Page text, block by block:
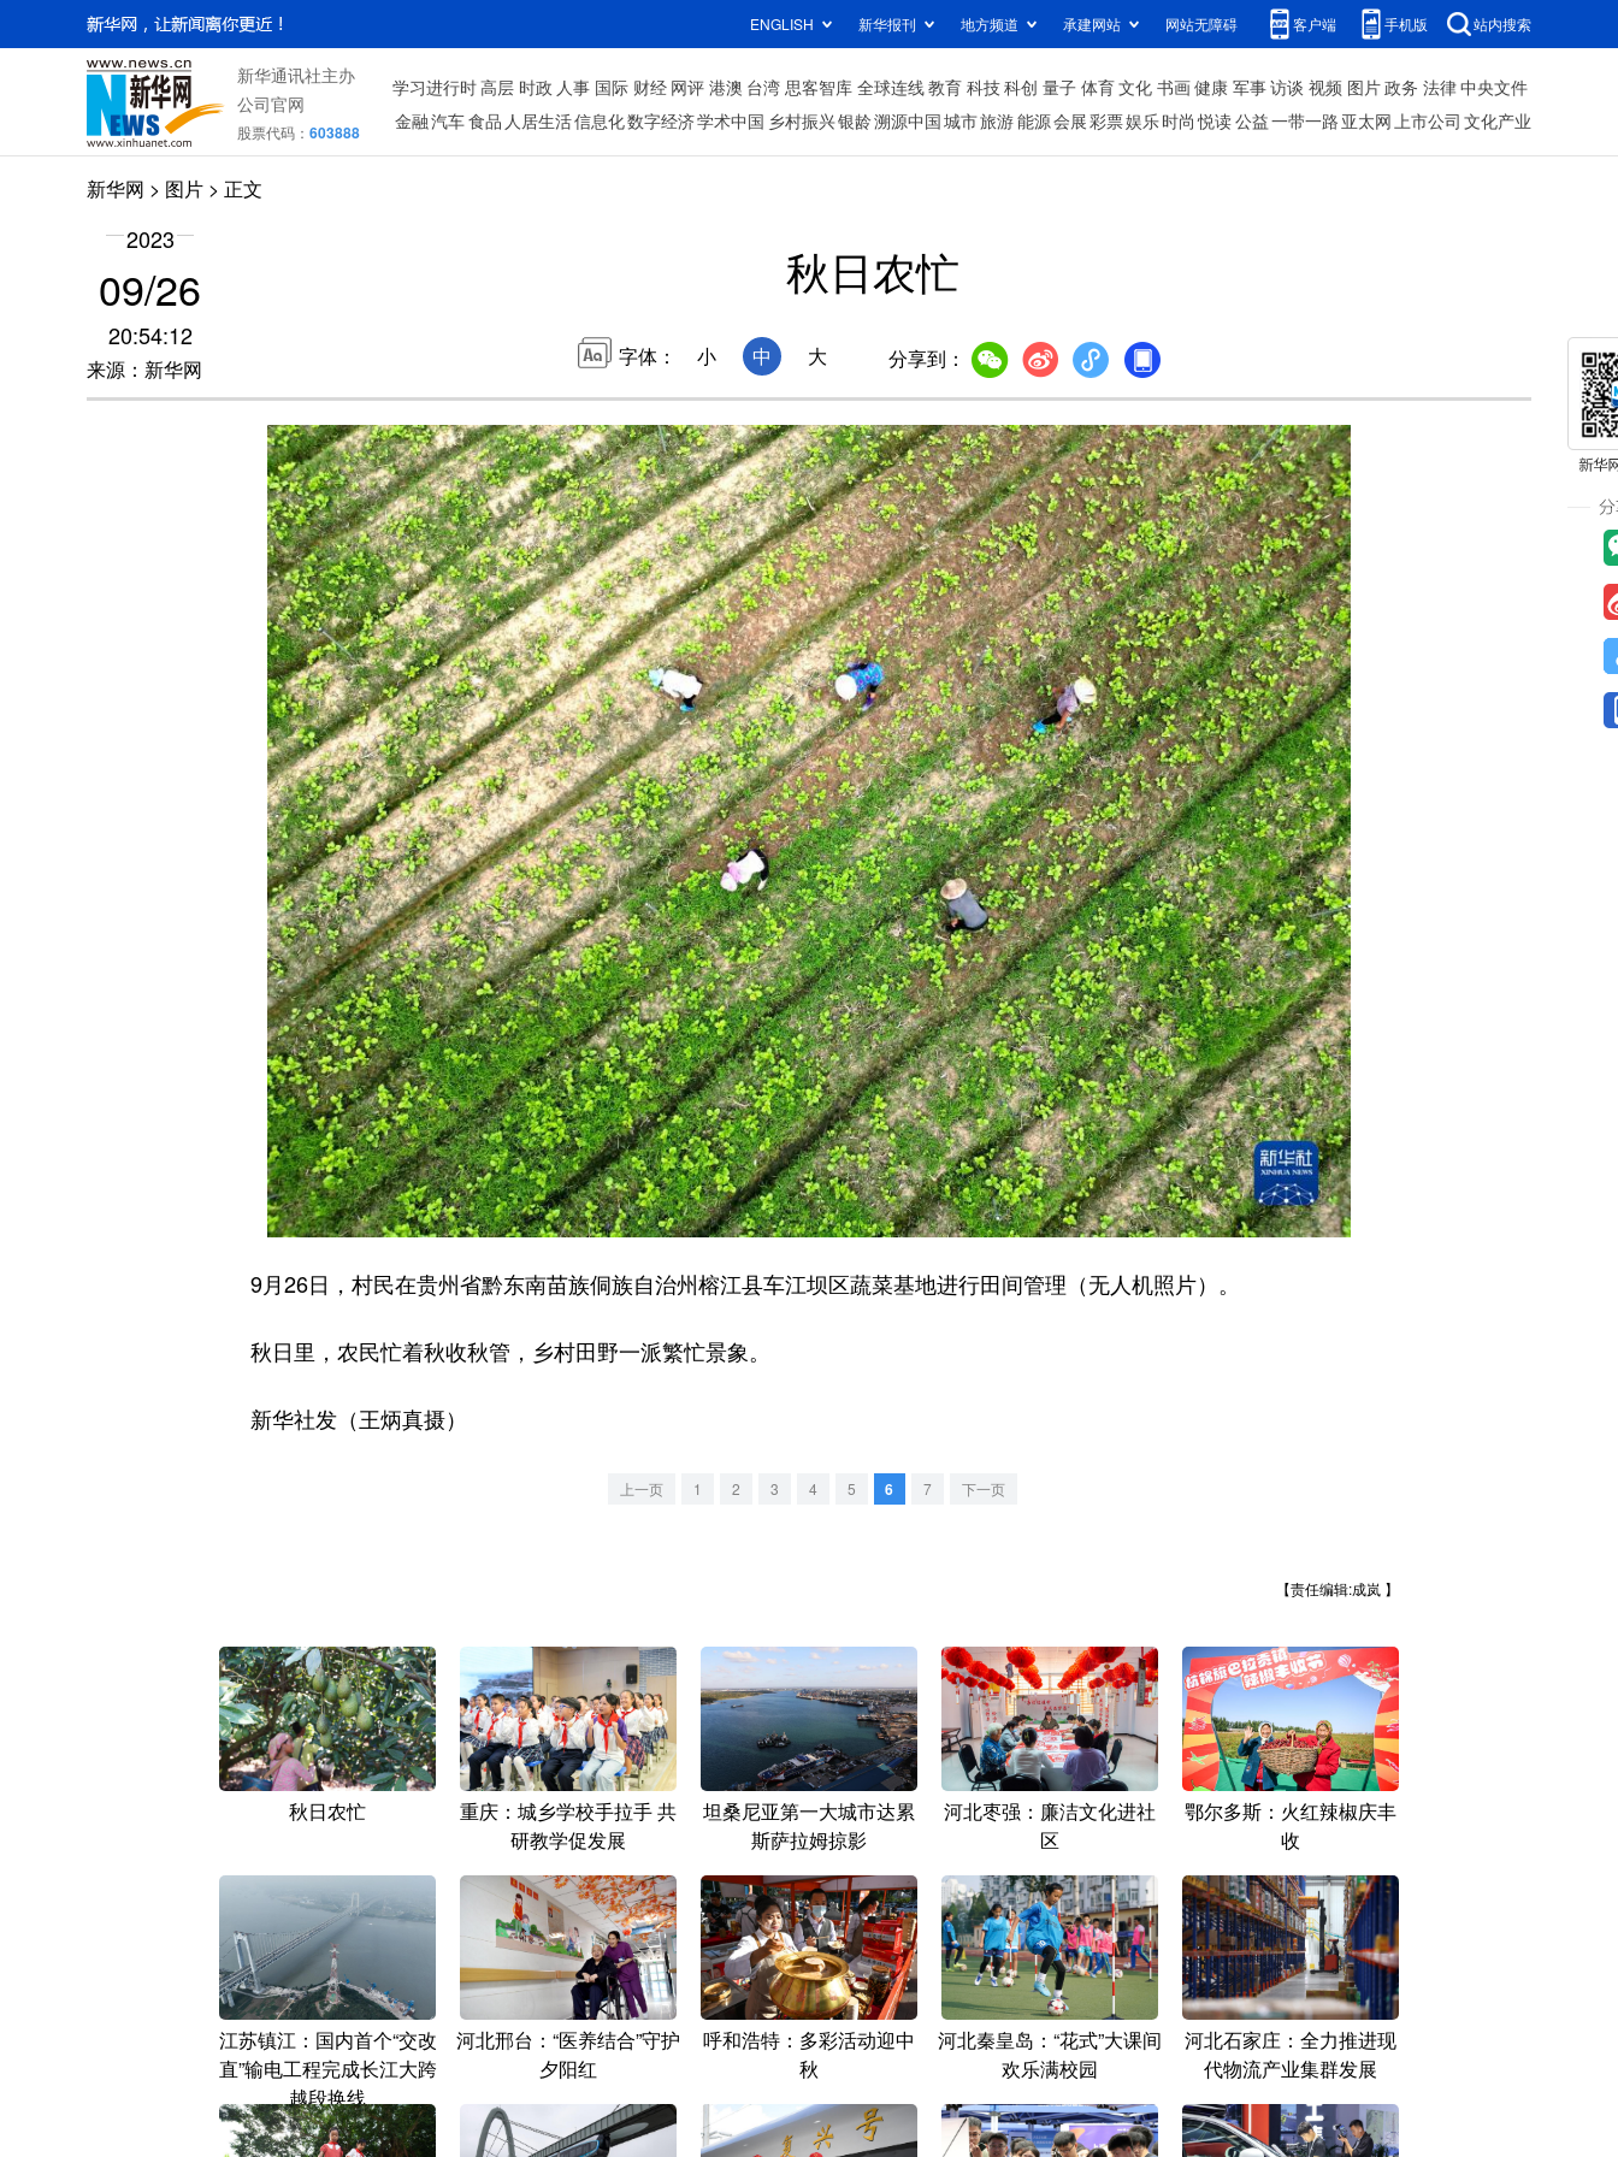
ENGLISH 新华报刊 地方频道 承建网站 网站无障碍 客户端 手机版 站内搜索
新华通讯社主办
公司官网
股票代码： 603888
学习进行时高层 时政 人事 国际 财经 网评 港澳 台湾 思客智库 全球连线教育 科技科创 量子 体育文化 书画健康 军事访谈 视频 图片政务 法律中央文件
金融汽车食品 人居生活信息化数字经济学术中国 乡村振兴银龄溯源中国城市旅游能源会展彩票娱乐时尚 悦读公益一带一路 亚太网上市公司 文化产业
新华网 > 图片 > 正文
2023
09/26
20:54:12
来源：新华网
秋日农忙
字体： 小 中 大 分享到：
9月26日，村民在贵州省黔东南苗族侗族自治州榕江县车江坝区蔬菜基地进行田间管理（无人机照片）。
秋日里，农民忙着秋收秋管，乡村田野一派繁忙景象。
新华社发（王炳真摄）
上一页 1 2 3 4 5 6 7 下一页
【责任编辑:成岚 】
秋日农忙
重庆：城乡学校手拉手 共
研教学促发展
坦桑尼亚第一大城市达累
斯萨拉姆掠影
河北枣强：廉洁文化进社
区
鄂尔多斯：火红辣椒庆丰
收
江苏镇江：国内首个“交改
直”输电工程完成长江大跨
越段换线
河北邢台：“医养结合”守护
夕阳红
呼和浩特：多彩活动迎中
秋
河北秦皇岛：“花式”大课间
欢乐满校园
河北石家庄：全力推进现
代物流产业集群发展